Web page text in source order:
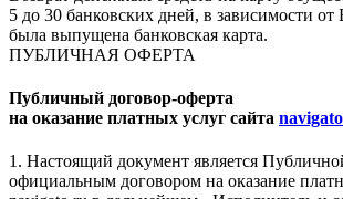
5 до 30 банковских дней, в зависимости
была выпущена банковская карта.
ПУБЛИЧНАЯ ОФЕРТА
Публичный договор-оферта
на оказание платных услуг сайта
1. Настоящий документ является
официальным договором на оказание